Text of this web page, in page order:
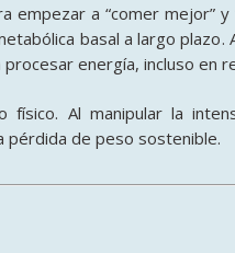
a “comer mejor” y
basal a largo plazo.
energía, incluso en
físico. Al manipular la
pérdida de peso sostenible.